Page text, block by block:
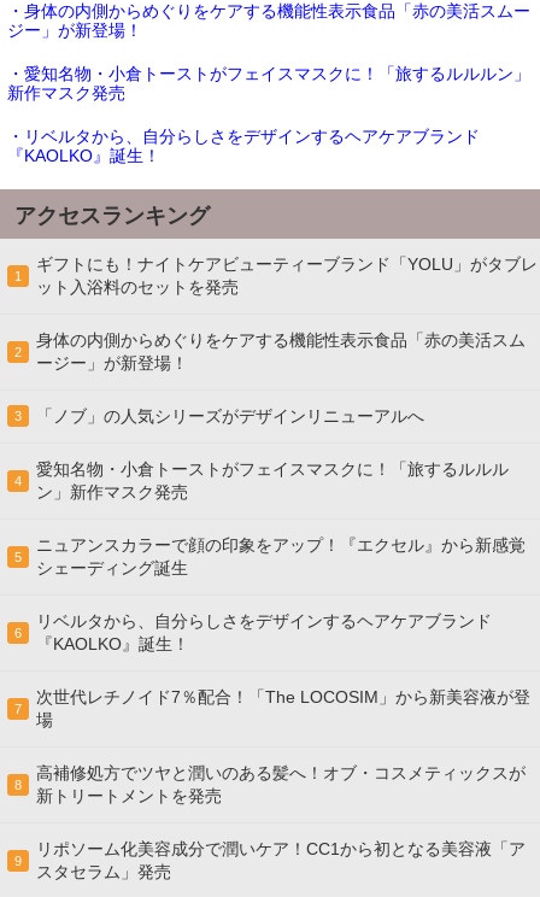
・身体の内側からめぐりをケアする機能性表示食品「赤の美活スムー
ジー」が新登場！
・愛知名物・小倉トーストがフェイスマスクに！「旅するルルルン」
新作マスク発売
・リベルタから、自分らしさをデザインするヘアケアブランド
『KAOLKO』誕生！
アクセスランキング
1
ギフトにも！ナイトケアビューティーブランド「YOLU」がタブレ
ット入浴料のセットを発売
2
身体の内側からめぐりをケアする機能性表示食品「赤の美活スム
ージー」が新登場！
3 「ノブ」の人気シリーズがデザインリニューアルへ
4
愛知名物・小倉トーストがフェイスマスクに！「旅するルルル
ン」新作マスク発売
5
ニュアンスカラーで顔の印象をアップ！『エクセル』から新感覚
シェーディング誕生
6
リベルタから、自分らしさをデザインするヘアケアブランド
『KAOLKO』誕生！
7
次世代レチノイド7％配合！「The LOCOSIM」から新美容液が登
場
8
高補修処方でツヤと潤いのある髪へ！オブ・コスメティックスが
新トリートメントを発売
9
リポソーム化美容成分で潤いケア！CC1から初となる美容液「ア
スタセラム」発売